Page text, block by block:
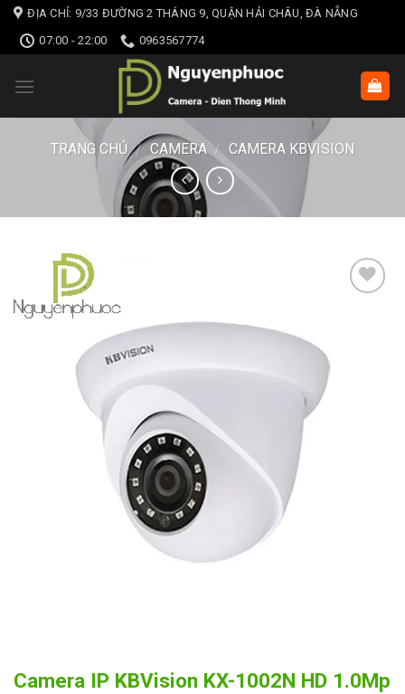
Skip
content
ĐỊA CHỈ: 9/33 ĐƯỜNG 2 THÁNG 9, QUẬN HẢI CHÂU, ĐÀ NẴNG
07:00 - 22:00
0963567774
TRANG CHỦ / CAMERA / CAMERA KBVISION
Camera IP KBVision KX-1002N HD 1.0Mp